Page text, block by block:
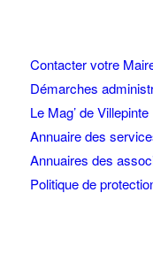
Contacter votre
Démarches
Le Mag’ de Villepinte
Annuaire des
Annuaires des
Politique de